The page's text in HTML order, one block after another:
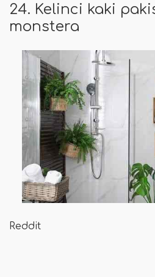
24. Kelinci kaki
monstera
Reddit